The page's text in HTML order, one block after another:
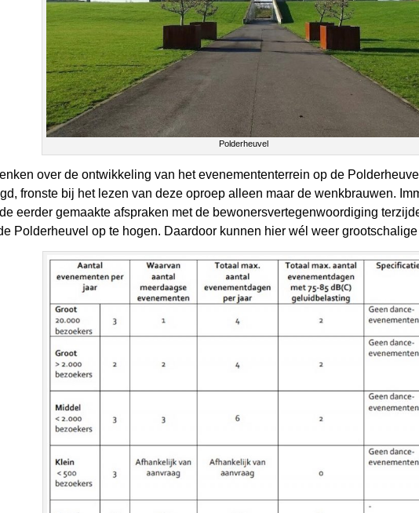
Polderheuvel
over de ontwikkeling van het evenemententerrein op de
fronste bij het lezen van deze oproep alleen maar de wenkbrauwen.
eerder gemaakte afspraken met de bewonersvertegenwoordiging
Polderheuvel op te hogen. Daardoor kunnen hier wél weer